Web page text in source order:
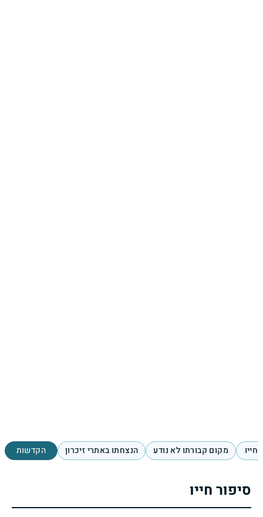
חייו מקום קבורתו לא נודע הנצחתו באתרי זיכרון הקדשות
סיפור חייו